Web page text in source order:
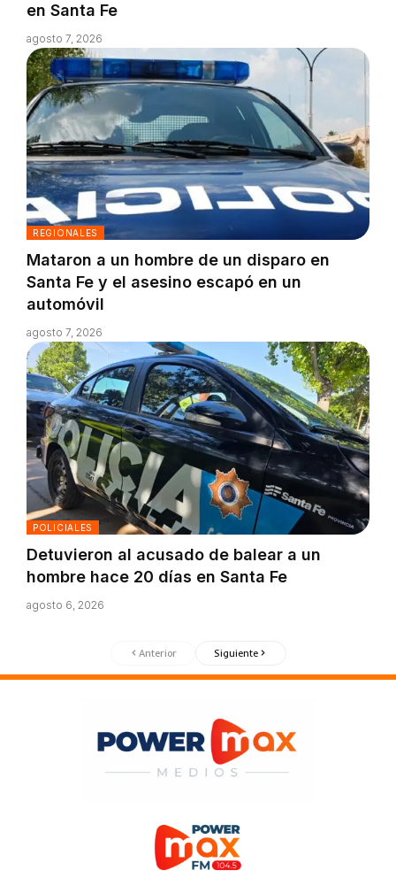
en Santa Fe
agosto 7, 2026
REGIONALES
Mataron a un hombre de un disparo en
Santa Fe y el asesino escapó en un
automóvil
agosto 7, 2026
POLICIALES
Detuvieron al acusado de balear a un
hombre hace 20 días en Santa Fe
agosto 6, 2026
Anterior Siguiente